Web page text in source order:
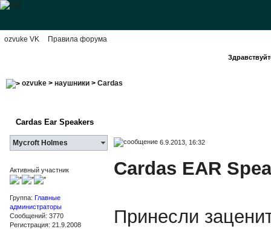
ozvuke VK Правила форума
ozvuke> наушники> Cardas
Cardas Ear Speakers
Mycroft Holmes 6.9.2013, 16:32
Активный участник
Группа: Главные
администраторы
Сообщений: 3770
Регистрация: 21.9.2008
Cardas EAR
Принесли